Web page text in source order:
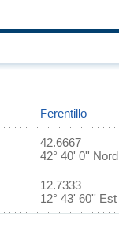
Ferentillo
42.6667
42° 40' 0'' Nord
12.7333
12° 43' 60'' Est